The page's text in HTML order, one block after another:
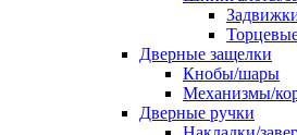
Дверные защелки
Кнобы/шары
Механизмы/
Дверные ручки